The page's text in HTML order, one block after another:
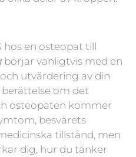
hos en osteopat till
börjar vanligtvis med en
utvärdering av din
om det
osteopaten kommer
besvärets
tillstånd, men
dig, hur du tänker